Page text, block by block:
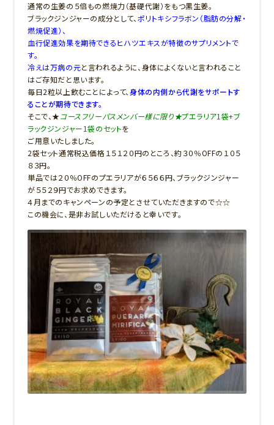
通常の生姜の５倍もの燃焼力（基礎代謝）をもつ黒生姜。
ブラックジンジャーの成分として、 ポリトキシフラボン（脂肪の分解・
燃焼促進）、
血行促進効果を期待できるヒハツエキスが特徴のサプリメントで
す。
冷えは万病の元と言われるように、身体によくないと言われること
はご存知だと思います。
毎日2粒以上飲むことによって、 身体の内側から代謝をサポートす
ることが期待できます。
そこで、★コースフリーパスメンバー様に限り★プエラリア1袋+ブ
ラックジンジャー1袋のセットを
ご用意いたしました。
2袋セット通常税込価格１５１２０円のところ、約３０％OFFの１０５
８３円。
単品では２０％OFFのプエラリアが６５６６円、ブラックジンジャー
が５５２９円でお求めできます。
４月までのキャンペーンの予定とさせていただきますので☆☆
この機会に、是非お試しいただけると幸いです。